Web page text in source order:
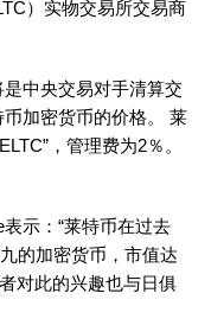
）实物交易所交易商
是中央交易对手清算交
加密货币的价格。 莱
，管理费为2％。
示：“莱特币在过去
的加密货币，市值达
对此的兴趣也与日俱